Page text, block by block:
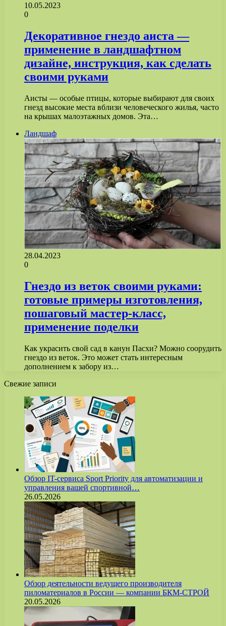
10.05.2023
0
Декоративное гнездо аиста —
применение в ландшафтном
дизайне, инструкция, как сделать
своими руками
Аисты — особые птицы, которые выбирают для своих
гнезд высокие места вблизи человеческого жилья, часто
на крышах малоэтажных домов. Эта…
Ландшаф
28.04.2023
0
Гнездо из веток своими руками:
готовые примеры изготовления,
пошаговый мастер-класс,
применение поделки
Как украсить свой сад в канун Пасхи? Можно соорудить
гнездо из веток. Это может стать интересным
дополнением к забору из…
Свежие записи
Обзор IT-сервиса Sport Priority для автоматизации и
управления вашей спортивной…
26.05.2026
Обзор деятельности ведущего производителя
пиломатериалов в России — компании БКМ-СТРОЙ
20.05.2026